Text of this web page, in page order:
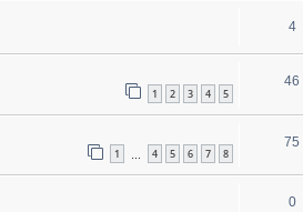
4
1 2 3 4 5
46
1 4 5 6 7 8
75
0